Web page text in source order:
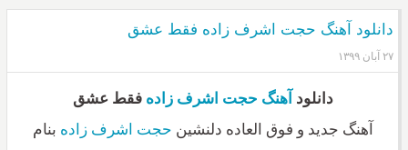
دانلود آهنگ حجت اشرف زاده فقط عشق
۲۷ آبان ۱۳۹۹
دانلود آهنگ حجت اشرف زاده فقط عشق
آهنگ جدید و فوق العاده دلنشین حجت اشرف زاده بنام